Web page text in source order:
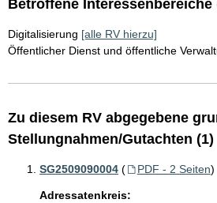
Betroffene Interessenbereiche
Digitalisierung [alle RV hierzu]
Öffentlicher Dienst und öffentliche
Zu diesem RV abgegebene
Stellungnahmen/Gutachten (1)
SG2509090004 ( PDF - 2 Seiten)
Adressatenkreis: